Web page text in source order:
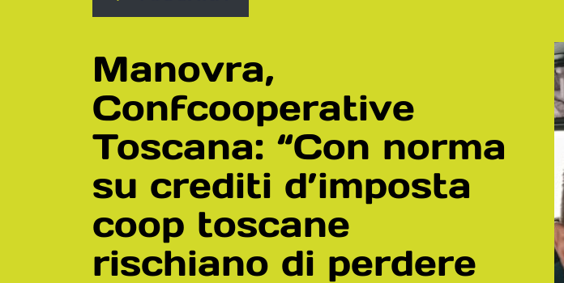
Manovra,
Confcooperative
Toscana: “Con norma
su crediti d’imposta
coop toscane
rischiano di perdere